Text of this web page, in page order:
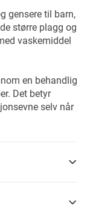
gensere til barn,
større plagg og
vaskemiddel
en behandlig
Det betyr
selv når